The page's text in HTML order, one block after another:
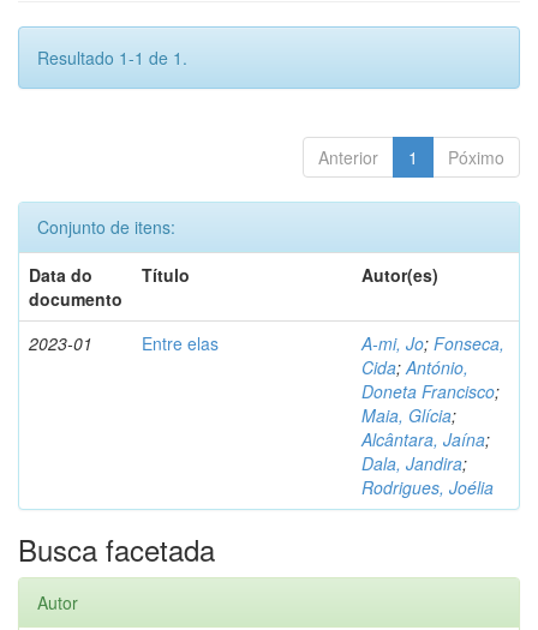
Resultado 1-1 de 1.
Anterior 1 Póximo
Conjunto de itens:
Data do
documento
Título Autor(es)
2023-01 Entre elas A-mi, Jo; Fonseca,
Cida;António,
Doneta Francisco;
Maia, Glícia;
Alcântara, Jaína;
Dala, Jandira;
Rodrigues, Joélia
Busca facetada
Autor